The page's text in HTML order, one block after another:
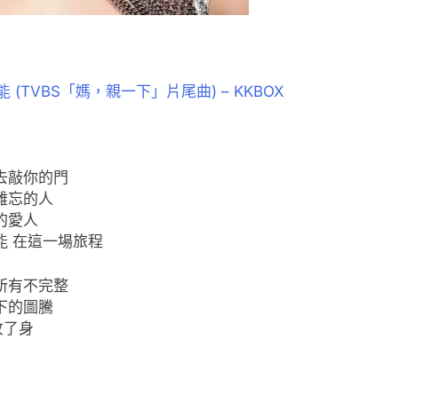
(TVBS「媽，親一下」片尾曲) – KKBOX
敲你的門
忘的人
愛人
在這一場旅程
有不完整
的圖騰
身